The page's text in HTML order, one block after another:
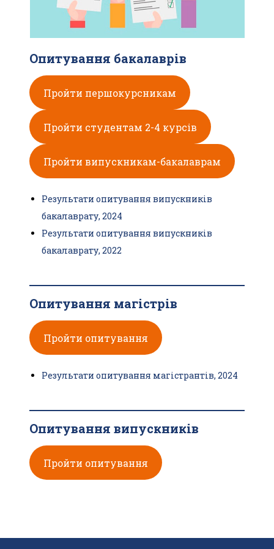
Опитування бакалаврів
Пройти першокурсникам
Пройти студентам 2-4 курсів
Пройти випускникам-бакалаврам
Результати опитування випускників
бакалаврату, 2024
Результати опитування випускників
бакалаврату, 2022
Опитування магістрів
Пройти опитування
Результати опитування магістрантів, 2024
Опитування випускників
Пройти опитування